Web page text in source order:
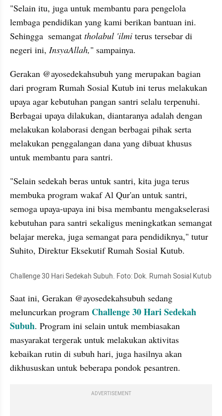
"Selain itu, juga untuk membantu para pengelola
lembaga pendidikan yang kami berikan bantuan ini.
Sehingga  semangat tholabul 'ilmi terus tersebar di
negeri ini, InsyaAllah," sampainya.
Gerakan @ayosedekahsubuh yang merupakan bagian
dari program Rumah Sosial Kutub ini terus melakukan
upaya agar kebutuhan pangan santri selalu terpenuhi.
Berbagai upaya dilakukan, diantaranya adalah dengan
melakukan kolaborasi dengan berbagai pihak serta
melakukan penggalangan dana yang dibuat khusus
untuk membantu para santri.
"Selain sedekah beras untuk santri, kita juga terus
membuka program wakaf Al Qur'an untuk santri,
semoga upaya-upaya ini bisa membantu mengakselerasi
kebutuhan para santri sekaligus meningkatkan semangat
belajar mereka, juga semangat para pendidiknya," tutur
Suhito, Direktur Eksekutif Rumah Sosial Kutub.
Challenge 30 Hari Sedekah Subuh. Foto: Dok. Rumah Sosial Kutub
Saat ini, Gerakan @ayosedekahsubuh sedang
meluncurkan program Challenge 30 Hari Sedekah
Subuh. Program ini selain untuk membiasakan
masyarakat tergerak untuk melakukan aktivitas
kebaikan rutin di subuh hari, juga hasilnya akan
dikhususkan untuk beberapa pondok pesantren.
ADVERTISEMENT